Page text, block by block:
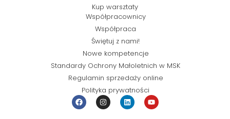
Kup warsztaty
Współpracownicy
Współpraca
Świętuj z nami!
Nowe kompetencje
Standardy Ochrony Małoletnich w MSK
Regulamin sprzedaży online
Polityka prywatności